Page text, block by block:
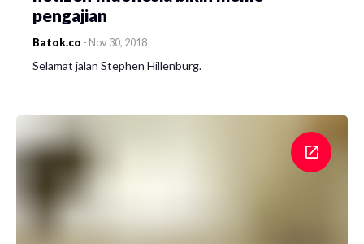
pengajian
Batok.co - Nov 30, 2018
Selamat jalan Stephen Hillenburg.